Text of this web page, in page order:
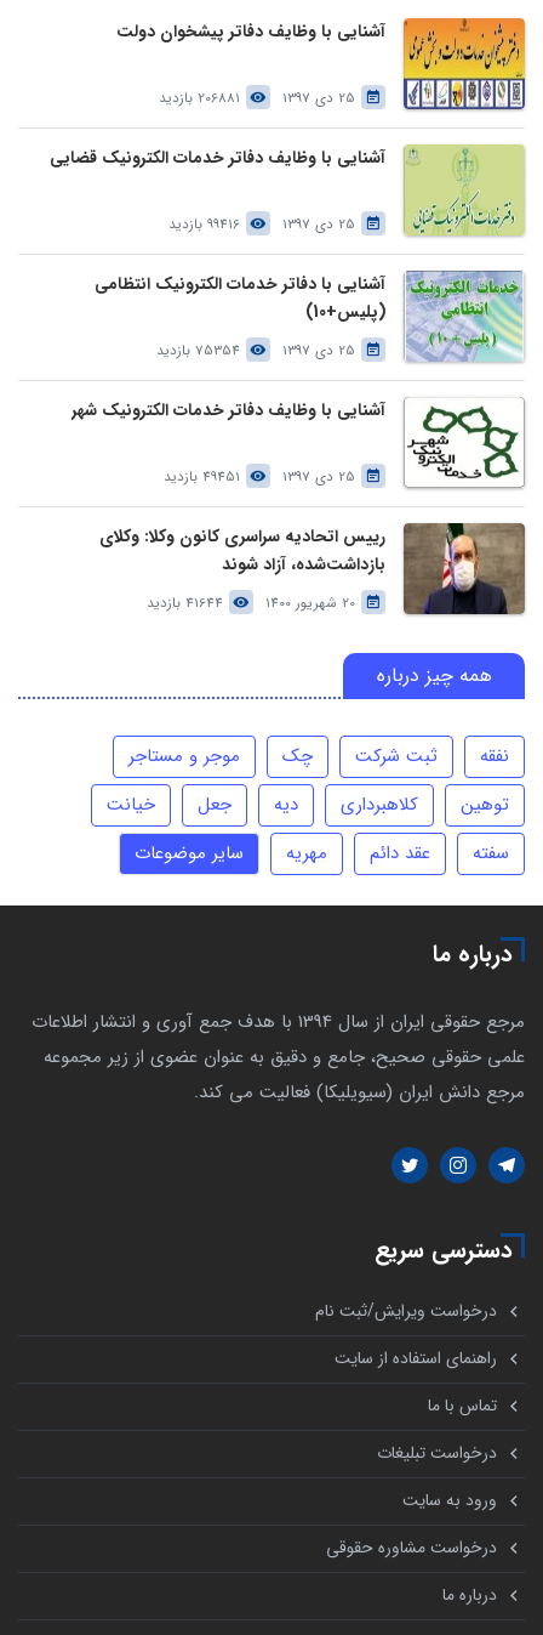
آشنایی با وظایف دفاتر پیشخوان دولت
25 دی 1397 206881 بازدید
آشنایی با وظایف دفاتر خدمات الکترونیک قضایی
25 دی 1397 99416 بازدید
آشنایی با دفاتر خدمات الکترونیک انتظامی
(پلیس+10)
25 دی 1397 75354 بازدید
آشنایی با وظایف دفاتر خدمات الکترونیک شهر
25 دی 1397 49451 بازدید
رییس اتحادیه سراسری کانون وکلا: وکلای
بازداشت‌شده، آزاد شوند
20 شهریور 1400 41644 بازدید
همه چیز درباره
نفقه ثبت شرکت چک
موجر و مستاجر
توهین
کلاهبرداری دیه جعل
خیانت
سفته
عقد دائم مهریه سایر موضوعات
درباره ما
مرجع حقوقی ایران از سال 1394 با هدف جمع آوری و انتشار اطلاعات
علمی حقوقی صحیح، جامع و دقیق به عنوان عضوی از زیر مجموعه
مرجع دانش ایران (سیویلیکا) فعالیت می کند.
دسترسی سریع
درخواست ویرایش/ثبت نام
راهنمای استفاده از سایت
تماس با ما
درخواست تبلیغات
ورود به سایت
درخواست مشاوره حقوقی
درباره ما